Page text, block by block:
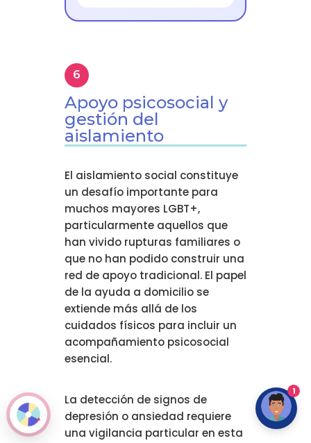
Apoyo psicosocial y
gestión del
aislamiento
El aislamiento social constituye
un desafío importante para
muchos mayores LGBT+,
particularmente aquellos que
han vivido rupturas familiares o
que no han podido construir una
red de apoyo tradicional. El papel
de la ayuda a domicilio se
extiende más allá de los
cuidados físicos para incluir un
acompañamiento psicosocial
esencial.
La detección de signos de
depresión o ansiedad requiere
una vigilancia particular en esta
1